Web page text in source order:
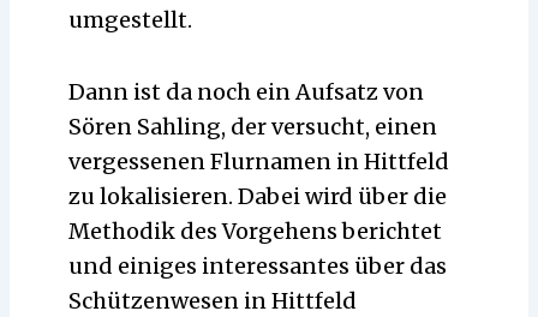
umgestellt.
Dann ist da noch ein Aufsatz von
Sören Sahling, der versucht, einen
vergessenen Flurnamen in Hittfeld
zu lokalisieren. Dabei wird über die
Methodik des Vorgehens berichtet
und einiges interessantes über das
Schützenwesen in Hittfeld